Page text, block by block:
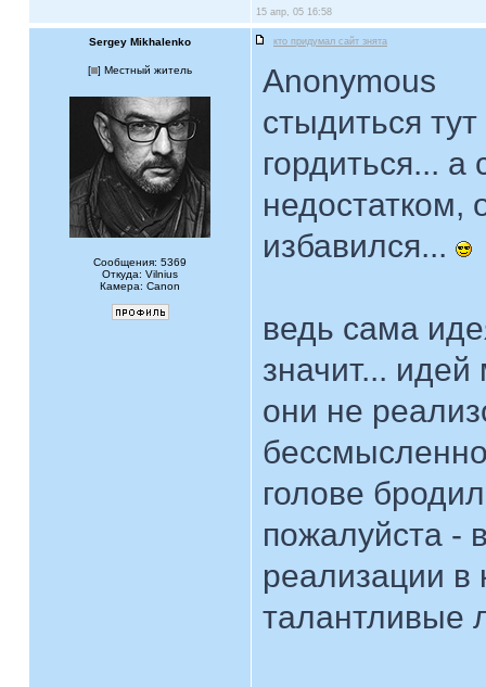
15 апр, 05 16:58
Sergey Mikhalenko кто придумал сайт знята
[ ] Местный житель
Сообщения: 5369
Откуда: Vilnius
Камера: Canon
Anonymous
стыдиться
гордиться...
недостатком,
избавился...
ведь сама
значит...
они не
голове
пожалуйста -
реализации в
талантливые